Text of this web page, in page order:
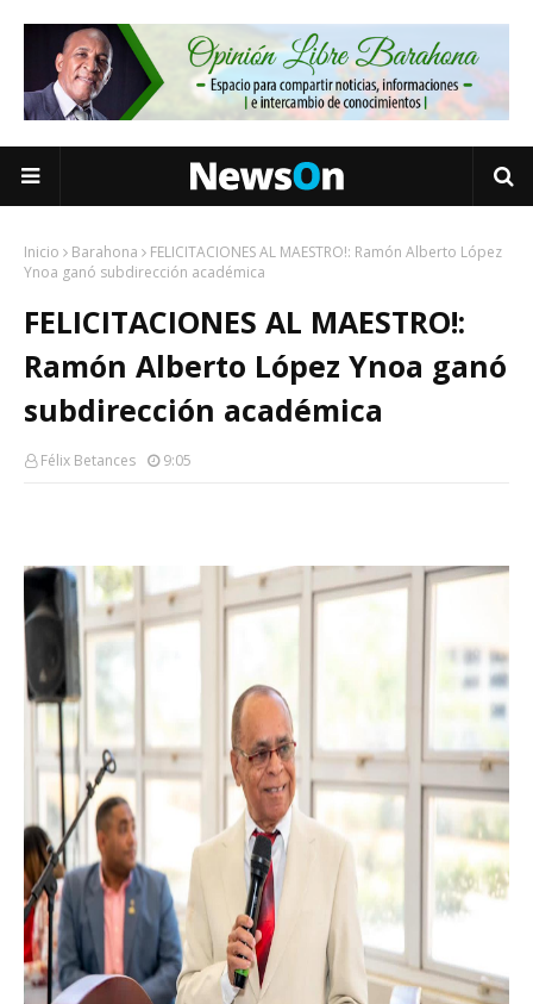
Inicio Barahona
FELICITACIONES AL MAESTRO!: Ramón Alberto López
Ynoa ganó subdirección académica
FELICITACIONES AL MAESTRO!:
Ramón Alberto López Ynoa ganó
subdirección académica
Félix Betances 9:05